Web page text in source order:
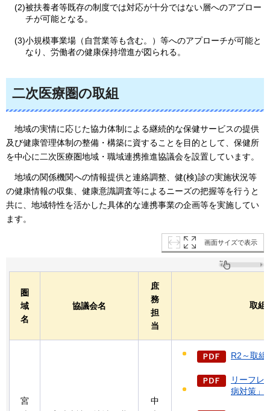
(2)被扶養者等既存の制度では対応が十分ではない層へのアプロー
チが可能となる。
(3)小規模事業場（自営業等も含む。）等へのアプローチが可能と
なり、労働者の健康保持増進が図られる。
二次医療圏の取組
地域の実情に応じた協力体制による継続的な保健サービスの提供
及び健康管理体制の整備・構築に資することを目的として、保健所
を中心に二次医療圏地域・職域連携推進協議会を設置しています。
地域の関係機関への情報提供と連絡調整、健(検)診の実施状況等
の健康情報の収集、健康意識調査等によるニーズの把握等を行うと
共に、地域特性を活かした具体的な連携事業の企画等を実施してい
ます。
画面サイズで表示
圏
域
名
協議会名
庶
務
担
当
取組
宮
中
R2～取組
リーフレ
病対策」